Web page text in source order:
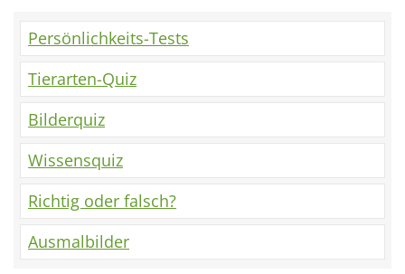
Persönlichkeits-Tests
Tierarten-Quiz
Bilderquiz
Wissensquiz
Richtig oder falsch?
Ausmalbilder